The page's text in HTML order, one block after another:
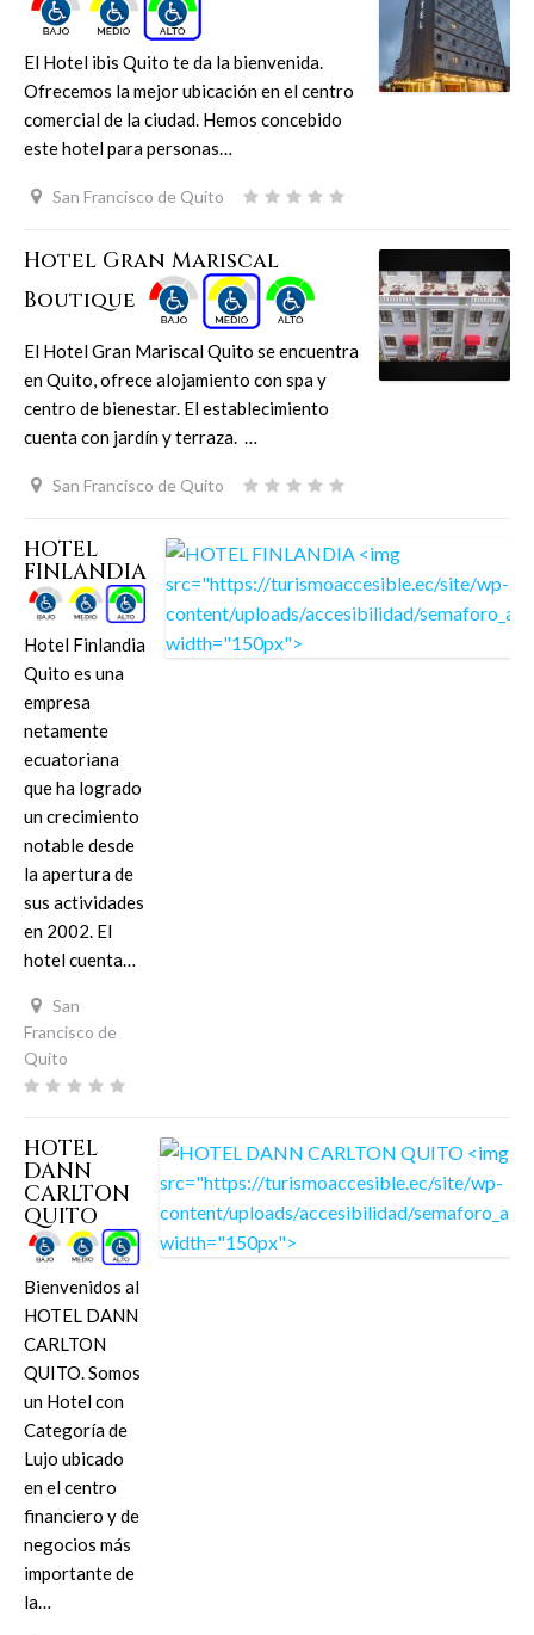
El Hotel ibis Quito te da la bienvenida.
Ofrecemos la mejor ubicación en el centro
comercial de la ciudad. Hemos concebido
este hotel para personas…
San Francisco de Quito
Hotel Gran Mariscal
Boutique
El Hotel Gran Mariscal Quito se encuentra
en Quito, ofrece alojamiento con spa y
centro de bienestar. El establecimiento
cuenta con jardín y terraza. …
San Francisco de Quito
HOTEL
FINLANDIA
Hotel Finlandia
Quito es una
empresa
netamente
ecuatoriana
que ha logrado
un crecimiento
notable desde
la apertura de
sus actividades
en 2002. El
hotel cuenta…
San
Francisco de
Quito
HOTEL
DANN
CARLTON
QUITO
Bienvenidos al
HOTEL DANN
CARLTON
QUITO. Somos
un Hotel con
Categoría de
Lujo ubicado
en el centro
financiero y de
negocios más
importante de
la…